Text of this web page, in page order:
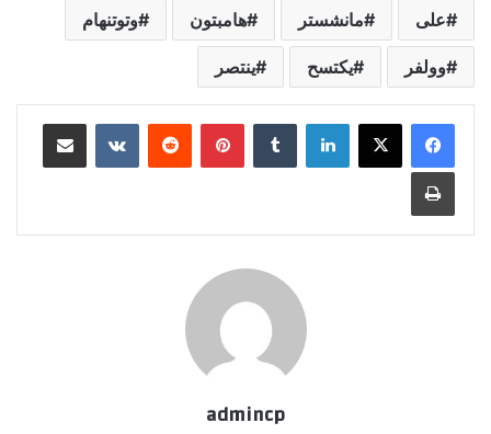
على مانشستر هامبتون وتوتنهام
وولفر يكتسح ينتصر
لينكدإن بينتيريست
admincp